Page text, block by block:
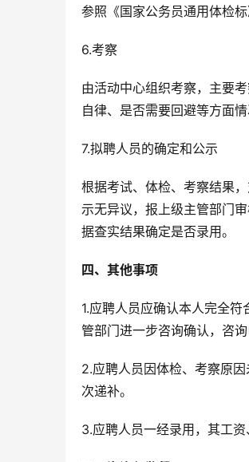
参照《国家公务员通用体检
6.考察
由活动中心组织考察，主要
自律、是否需要回避等方面情
7.拟聘人员的确定和公示
根据考试、体检、考察结果
示无异议，报上级主管部门
据查实结果确定是否录用。
四、其他事项
1.应聘人员应确认本人完全
管部门进一步咨询确认，咨
2.应聘人员因体检、考察原
次递补。
3.应聘人员一经录用，其工